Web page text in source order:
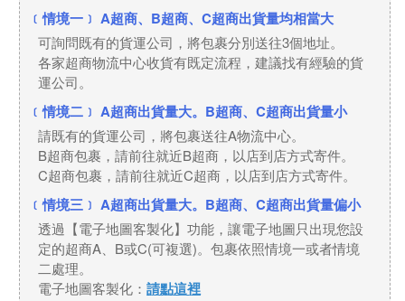
﹝情境一﹞ A超商、B超商、C超商出貨量均相當大
可詢問既有的貨運公司，將包裹分別送往3個地址。
各家超商物流中心收貨有既定流程，建議找有經驗的貨
運公司。
﹝情境二﹞ A超商出貨量大。B超商、C超商出貨量小
請既有的貨運公司，將包裹送往A物流中心。
B超商包裹，請前往就近B超商，以店到店方式寄件。
C超商包裹，請前往就近C超商，以店到店方式寄件。
﹝情境三﹞ A超商出貨量大。B超商、C超商出貨量偏小
透過【電子地圖客製化】功能，讓電子地圖只出現您設
定的超商A、B或C(可複選)。包裹依照情境一或者情境
二處理。
電子地圖客製化： 請點這裡